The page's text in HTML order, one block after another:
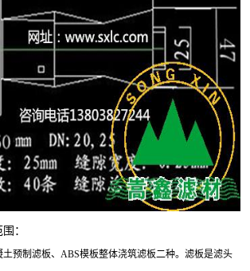
：
预制滤板、ABS模板整体浇筑滤板二种。 滤板是滤头